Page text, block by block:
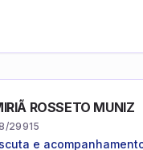
ROSSETO MUNIZ
29915
e